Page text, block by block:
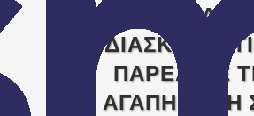
ΑΚΟΜΑ ΠΙΟ
ΠΑΡΕΑ ΜΕ
ΑΓΑΠΗΜΕΝΗ